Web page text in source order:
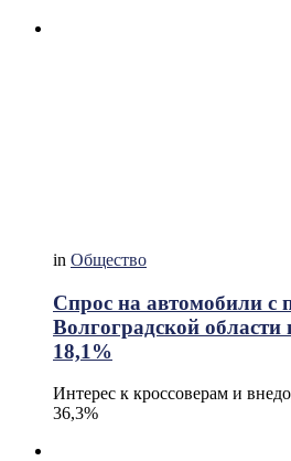
in Общество
Спрос на автомобили с
Волгоградской области
18,1%
Интерес к кроссоверам и
36,3%